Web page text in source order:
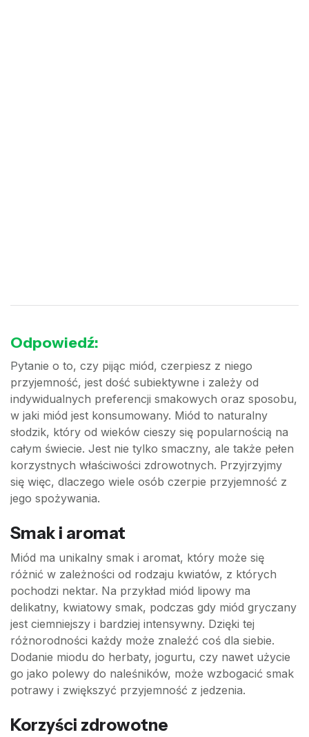
Odpowiedź:
Pytanie o to, czy pijąc miód, czerpiesz z niego
przyjemność, jest dość subiektywne i zależy od
indywidualnych preferencji smakowych oraz sposobu,
w jaki miód jest konsumowany. Miód to naturalny
słodzik, który od wieków cieszy się popularnością na
całym świecie. Jest nie tylko smaczny, ale także pełen
korzystnych właściwości zdrowotnych. Przyjrzyjmy
się więc, dlaczego wiele osób czerpie przyjemność z
jego spożywania.
Smak i aromat
Miód ma unikalny smak i aromat, który może się
różnić w zależności od rodzaju kwiatów, z których
pochodzi nektar. Na przykład miód lipowy ma
delikatny, kwiatowy smak, podczas gdy miód gryczany
jest ciemniejszy i bardziej intensywny. Dzięki tej
różnorodności każdy może znaleźć coś dla siebie.
Dodanie miodu do herbaty, jogurtu, czy nawet użycie
go jako polewy do naleśników, może wzbogacić smak
potrawy i zwiększyć przyjemność z jedzenia.
Korzyści zdrowotne